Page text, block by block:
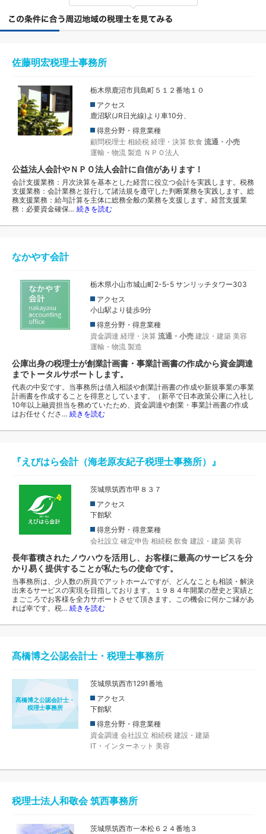
佐藤明宏税理士事務所
栃木県鹿沼市貝島町５１２番地１０
アクセス
鹿沼駅(JR日光線)より車10分、
得意分野・得意業種
顧問税理士 相続税 経理・決算 飲食 流通・小売
運輸・物流 製造 ＮＰＯ法人
公益法人会計やＮＰＯ法人会計に自信があります！
会計支援業務：月次決算を基本とした経営に役立つ会計を実践します。税務
支援業務：会計業務と並行して諸法規を遵守した判断業務を実践します。総
務支援業務：給与計算を主体に総務全般の業務を支援します。経営支援業
務：必要資金確保… 続きを読む
なかやす会計
栃木県小山市城山町2-5-5 サンリッチタワー303
アクセス
小山駅より徒歩9分
得意分野・得意業種
資金調達 経理・決算 流通・小売 建設・建築 美容
運輸・物流 製造
公庫出身の税理士が創業計画書・事業計画書の作成から資金調達
までトータルサポートします。
代表の中安です。当事務所は借入相談や創業計画書の作成や新規事業の事業
計画書を作成することを得意としています。（新卒で日本政策公庫に入社し
10年以上融資担当を務めていたため、資金調達や創業・事業計画書の作成
はお任せくださ… 続きを読む
『えびはら会計（海老原友紀子税理士事務所）』
茨城県筑西市甲８３７
アクセス
下館駅
得意分野・得意業種
会社設立 確定申告 相続税 飲食 建設・建築 美容
長年蓄積されたノウハウを活用し、お客様に最高のサービスを分
かり易く提供することが私たちの使命です。
当事務所は、少人数の所員でアットホームですが、どんなことも相談・解決
出来るサービスの実現を目指しております。１９８４年開業の歴史と実績と
まごころでお客様を全力サポートさせて頂きます。この機会に何かご縁があ
れば幸です。税… 続きを読む
髙橋博之公認会計士・税理士事務所
髙橋博之公認会計士・
税理士事務所
茨城県筑西市1291番地
アクセス
下館駅
得意分野・得意業種
資金調達 会社設立 相続税 建設・建築
IT・インターネット 美容
税理士法人和敬会 筑西事務所
茨城県筑西市一本松６２４番地３